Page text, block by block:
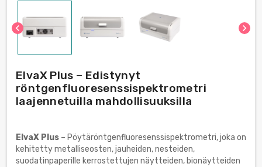
chevron_left chevron_right
ElvaX Plus – Edistynyt
röntgenfluoresenssispektrometri
laajennetuilla mahdollisuuksilla
ElvaX Plus – Pöytäröntgenfluoresenssispektrometri, joka on
kehitetty metalliseosten, jauheiden, nesteiden,
suodatinpaperille kerrostettujen näytteiden, bionäytteiden